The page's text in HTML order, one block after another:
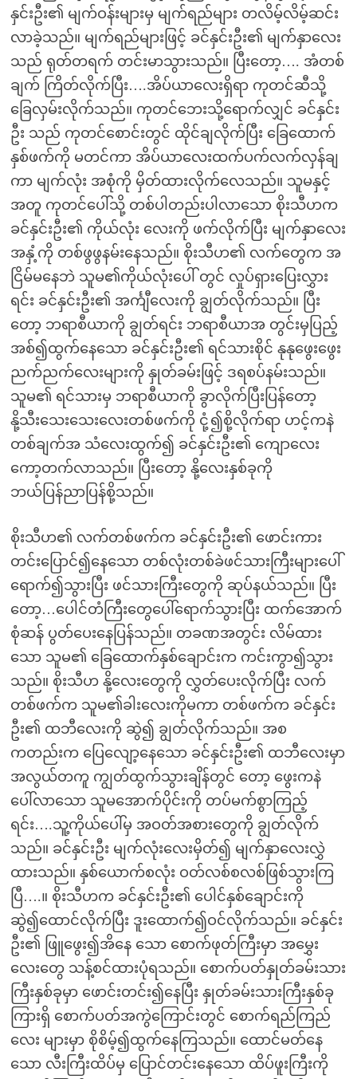
နှင်းဦး၏ မျက်ဝန်းများမှ မျက်ရည်များ တလိမ့်လိမ့်ဆင်း
လာခဲ့သည်။ မျက်ရည်များဖြင့် ခင်နှင်းဦး၏ မျက်နှာလေး
သည် ရုတ်တရက် တင်းမာသွားသည်။ ပြီးတော့…. အံတစ်
ချက် ကြိတ်လိုက်ပြီး….အိပ်ယာလေးရှိရာ ကုတင်ဆီသို့
ခြေလှမ်းလိုက်သည်။ ကုတင်ဘေးသို့ရောက်လျှင် ခင်နှင်း
ဦး သည် ကုတင်စောင်းတွင် ထိုင်ချလိုက်ပြီး ခြေထောက်
နှစ်ဖက်ကို မတင်ကာ အိပ်ယာလေးထက်ပက်လက်လှန်ချ
ကာ မျက်လုံး အစုံကို မှိတ်ထားလိုက်လေသည်။ သူမနှင့်
အတူ ကုတင်ပေါ်သို့ တစ်ပါတည်းပါလာသော စိုးသီဟက
ခင်နှင်းဦး၏ ကိုယ်လုံး လေးကို ဖက်လိုက်ပြီး မျက်နှာလေး
အနှံ့ကို တစ်ဖွဖွနမ်းနေသည်။ စိုးသီဟ၏ လက်တွေက အ
ငြိမ်မနေဘဲ သူမ၏ကိုယ်လုံးပေါ် တွင် လှုပ်ရှားပြေးလွှား
ရင်း ခင်နှင်းဦး၏ အင်္ကျီလေးကို ချွတ်လိုက်သည်။ ပြီး
တော့ ဘရာစီယာကို ချွတ်ရင်း ဘရာစီယာအ တွင်းမှပြည့်
အစ်၍ထွက်နေသော ခင်နှင်းဦး၏ ရင်သားစိုင် နုနုဖွေးဖွေး
ညက်ညက်လေးများကို နှုတ်ခမ်းဖြင့် ဒရစပ်နမ်းသည်။
သူမ၏ ရင်သားမှ ဘရာစီယာကို ခွာလိုက်ပြီးပြန်တော့
နို့သီးသေးသေးလေးတစ်ဖက်ကို ငုံ့၍စို့လိုက်ရာ ဟင့်ကနဲ
တစ်ချက်အ သံလေးထွက်၍ ခင်နှင်းဦး၏ ကျောလေး
ကော့တက်လာသည်။ ပြီးတော့ နို့လေးနှစ်ခုကို
ဘယ်ပြန်ညာပြန်စို့သည်။
စိုးသီဟ၏ လက်တစ်ဖက်က ခင်နှင်းဦး၏ ဖောင်းကား
တင်းပြောင်၍နေသော တစ်လုံးတစ်ခဲဖင်သားကြီးများပေါ်
ရောက်၍သွားပြီး ဖင်သားကြီးတွေကို ဆုပ်နယ်သည်။ ပြီး
တော့…ပေါင်တံကြီးတွေပေါ်ရောက်သွားပြီး ထက်အောက်
စုံဆန် ပွတ်ပေးနေပြန်သည်။ တခဏအတွင်း လိမ်ထား
သော သူမ၏ ခြေထောက်နှစ်ချောင်းက ကင်းကွာ၍သွား
သည်။ စိုးသီဟ နို့လေးတွေကို လွှတ်ပေးလိုက်ပြီး လက်
တစ်ဖက်က သူမ၏ခါးလေးကိုမကာ တစ်ဖက်က ခင်နှင်း
ဦး၏ ထဘီလေးကို ဆွဲ၍ ချွတ်လိုက်သည်။ အစ
ကတည်းက ပြေလျော့နေသော ခင်နှင်းဦး၏ ထဘီလေးမှာ
အလွယ်တကူ ကျွတ်ထွက်သွားချိန်တွင် တော့ ဖွေးကနဲ
ပေါ်လာသော သူမအောက်ပိုင်းကို တပ်မက်စွာကြည့်
ရင်း….သူ့ကိုယ်ပေါ်မှ အဝတ်အစားတွေကို ချွတ်လိုက်
သည်။ ခင်နှင်းဦး မျက်လုံးလေးမှိတ်၍ မျက်နှာလေးလွှဲ
ထားသည်။ နှစ်ယောက်စလုံး ဝတ်လစ်စလစ်ဖြစ်သွားကြ
ပြီ….။ စိုးသီဟက ခင်နှင်းဦး၏ ပေါင်နှစ်ချောင်းကို
ဆွဲ၍ထောင်လိုက်ပြီး ဒူးထောက်၍ဝင်လိုက်သည်။ ခင်နှင်း
ဦး၏ ဖြူဖွေး၍အိနေ သော စောက်ဖုတ်ကြီးမှာ အမွှေး
လေးတွေ သန့်စင်ထားပုံရသည်။ စောက်ပတ်နှုတ်ခမ်းသား
ကြီးနှစ်ခုမှာ ဖောင်းတင်း၍နေပြီး နှုတ်ခမ်းသားကြီးနှစ်ခု
ကြားရှိ စောက်ပတ်အကွဲကြောင်းတွင် စောက်ရည်ကြည်
လေး များမှာ စိုစိမ့်၍ထွက်နေကြသည်။ ထောင်မတ်နေ
သော လီးကြီးထိပ်မှ ပြောင်တင်းနေသော ထိပ်ဖူးကြီးကို